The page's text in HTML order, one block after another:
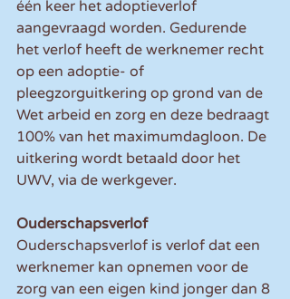
één keer het adoptieverlof
aangevraagd worden. Gedurende
het verlof heeft de werknemer recht
op een adoptie- of
pleegzorguitkering op grond van de
Wet arbeid en zorg en deze bedraagt
100% van het maximumdagloon. De
uitkering wordt betaald door het
UWV, via de werkgever.
Ouderschapsverlof
Ouderschapsverlof is verlof dat een
werknemer kan opnemen voor de
zorg van een eigen kind jonger dan 8